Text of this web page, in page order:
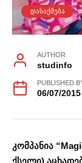
ᲓᲐᲡᲐᲥᲛᲔᲑᲐ
AUTHOR
studinfo
PUBLISHED
06/07/2015
კომპანია
ქსელი)